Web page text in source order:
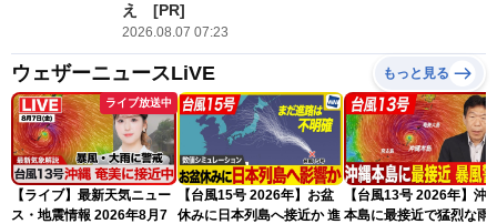
え [PR]
2026.08.07 07:23
ウェザーニュースLiVE もっと見る
ライブ放送中
【ライブ】最新天気ニュー
ス・地震情報 2026年8月7
【台風15号 2026年】お盆
休みに日本列島へ接近か 進
【台風13号 2026年】沖
本島に最接近で猛烈な雨